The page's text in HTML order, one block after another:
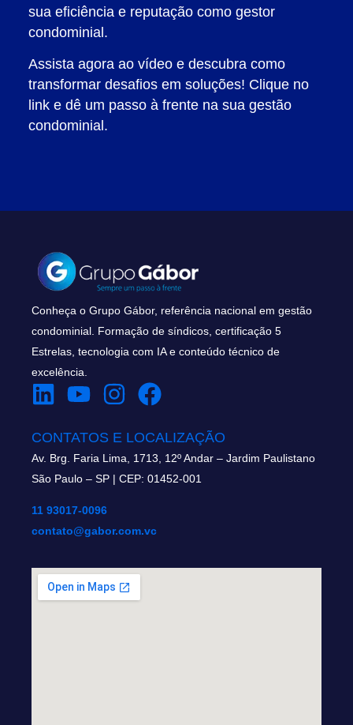
sua eficiência e reputação como gestor
condominial.
Assista agora ao vídeo e descubra como
transformar desafios em soluções! Clique no
link e dê um passo à frente na sua gestão
condominial.
Conheça o Grupo Gábor, referência nacional em gestão
condominial. Formação de síndicos, certificação 5
Estrelas, tecnologia com IA e conteúdo técnico de
excelência.
CONTATOS E LOCALIZAÇÃO
Av. Brg. Faria Lima, 1713, 12º Andar – Jardim Paulistano
São Paulo – SP | CEP: 01452-001
11 93017-0096
contato@gabor.com.vc